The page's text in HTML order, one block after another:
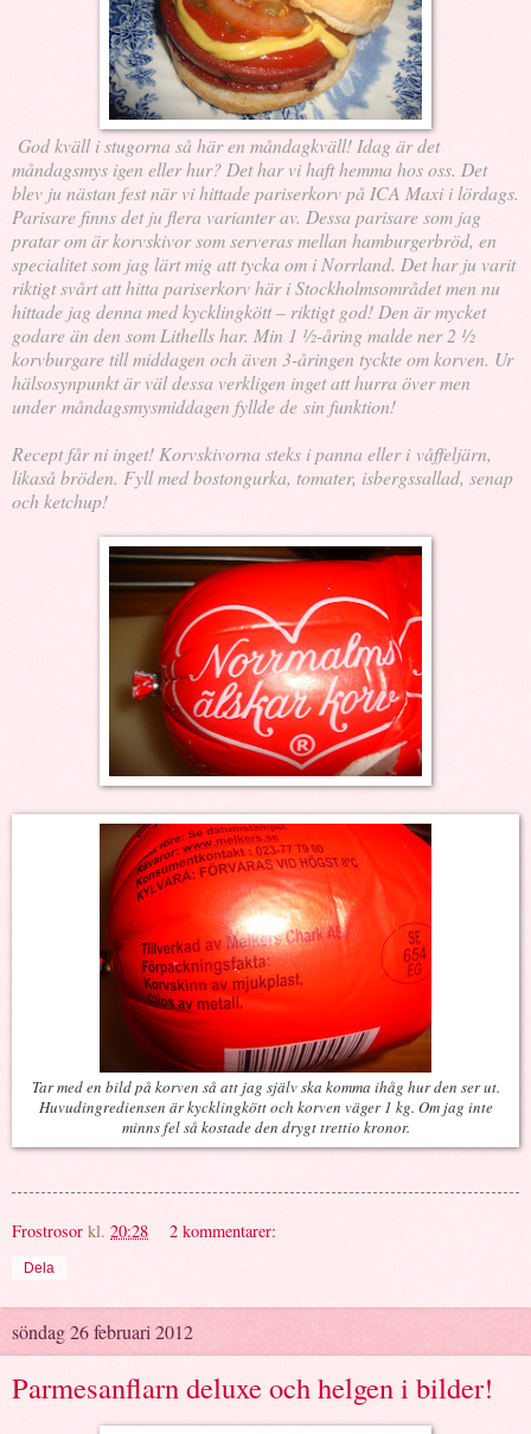
God kväll i stugorna så här en måndagkväll! Idag är det
måndagsmys igen eller hur? Det har vi haft hemma hos oss. Det
blev ju nästan fest när vi hittade pariserkorv på ICA Maxi i lördags.
Parisare finns det ju flera varianter av. Dessa parisare som jag
pratar om är korvskivor som serveras mellan hamburgerbröd, en
specialitet som jag lärt mig att tycka om i Norrland. Det har ju varit
riktigt svårt att hitta pariserkorv här i Stockholmsområdet men nu
hittade jag denna med kycklingkött – riktigt god! Den är mycket
godare än den som Lithells har. Min 1 ½-åring malde ner 2 ½
korvburgare till middagen och även 3-åringen tyckte om korven. Ur
hälsosynpunkt är väl dessa verkligen inget att hurra över men
under måndagsmysmiddagen fyllde de sin funktion!
Recept får ni inget! Korvskivorna steks i panna eller i våffeljärn,
likaså bröden. Fyll med bostongurka, tomater, isbergssallad, senap
och ketchup!
Tar med en bild på korven så att jag själv ska komma ihåg hur den ser ut.
Huvudingrediensen är kycklingkött och korven väger 1 kg. Om jag inte
minns fel så kostade den drygt trettio kronor.
Frostrosor kl. 20:28 2 kommentarer:
Dela
söndag 26 februari 2012
Parmesanflarn deluxe och helgen i bilder!